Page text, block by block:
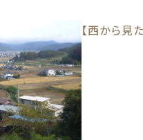
【西から見